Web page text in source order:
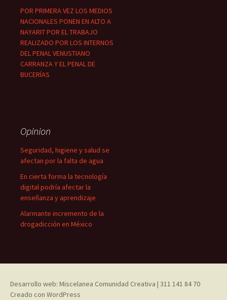
POR PRIMERA VEZ LOS MEDIOS
NACIONALES PONEN EN ALTO A
NAYARIT POR EL TRABAJO
REALIZADO POR LOS INTERNOS
DEL PENAL VENUSTIANO
CARRANZA Y EL PENAL DE
BUCERÍAS
Opinion
Seguridad, higiene y salud se
afectan por la falta de agua
En cierta forma la tecnología
digital podría afectar la
enseñanza y aprendizaje
Alarmante incremento de la
drogadicción en México
Desarrollo web: Miscelanea Comunidad Creativa | 311 141 84 70
Creado con WordPress